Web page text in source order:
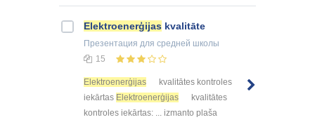
Elektroenerģijas kvalitāte
Презентация для средней школы
15
Elektroenerģijas
kvalitātes kontroles
iekārtas Elektroenerģijas
kvalitātes
kontroles iekārtas: ... izmanto plaša